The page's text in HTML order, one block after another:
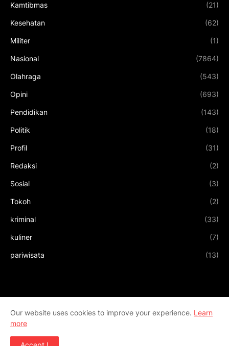
Kamtibmas (21)
Kesehatan (62)
Militer (1)
Nasional (7864)
Olahraga (543)
Opini (693)
Pendidikan (143)
Politik (18)
Profil (31)
Redaksi (2)
Sosial (3)
Tokoh (2)
kriminal (33)
kuliner (7)
pariwisata (13)
Our website uses cookies to improve your experience. Learn
more